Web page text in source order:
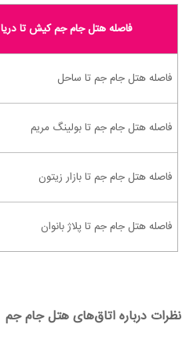
فاصله هتل جام جم کیش تا دریا
فاصله هتل جام جم تا ساحل
فاصله هتل جام جم تا بولینگ مریم
فاصله هتل جام جم تا بازار زیتون
فاصله هتل جام جم تا پلاژ بانوان
نظرات درباره اتاق‌های هتل جام جم